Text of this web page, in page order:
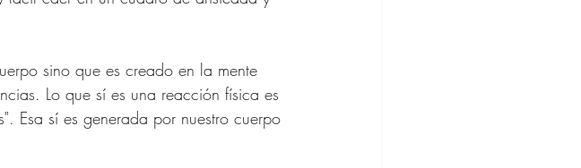
años
Online
sino que es creado en la mente
Lo que sí es una reacción física es
Esa sí es generada por nuestro cuerpo